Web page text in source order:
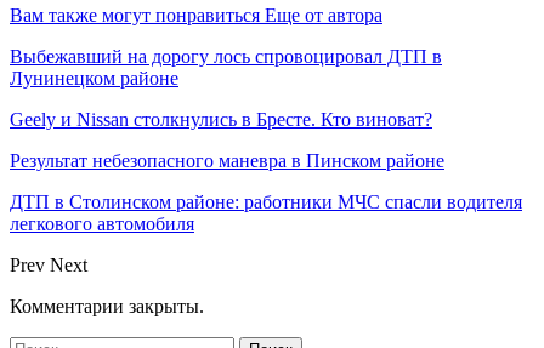
Вам также могут понравиться Еще от автора
Выбежавший на дорогу лось спровоцировал ДТП в
Лунинецком районе
Geely и Nissan столкнулись в Бресте. Кто виноват?
Результат небезопасного маневра в Пинском районе
ДТП в Столинском районе: работники МЧС спасли водителя
легкового автомобиля
Prev Next
Комментарии закрыты.